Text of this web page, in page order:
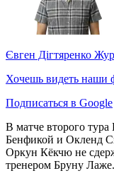
Євген Дігтяренко
Хочешь видеть наши
Подписаться в Google
В матче второго
Бенфикой и Окленд
Оркун Кёкчю не
тренером Бруну Лаже.